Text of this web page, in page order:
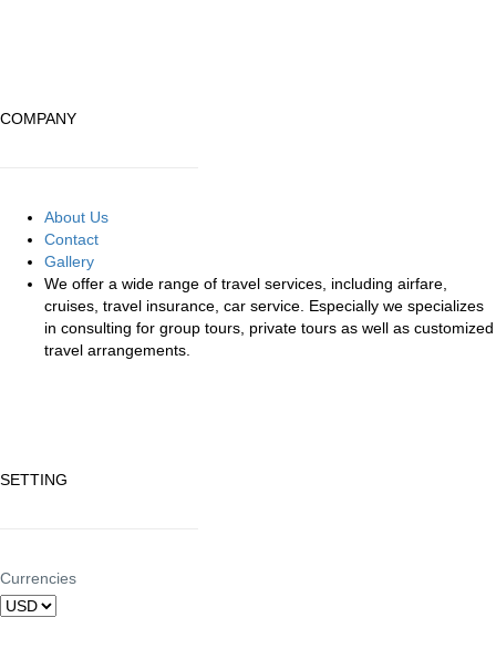
COMPANY
About Us
Contact
Gallery
We offer a wide range of travel services, including airfare,
cruises, travel insurance, car service. Especially we specializes
in consulting for group tours, private tours as well as customized
travel arrangements.
SETTING
Currencies